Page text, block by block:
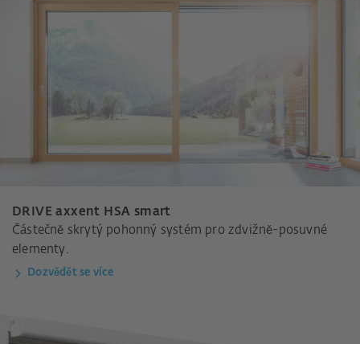
DRIVE axxent HSA smart
Částečně skrytý pohonný systém pro zdvižně-posuvné
elementy.
Dozvědět se více